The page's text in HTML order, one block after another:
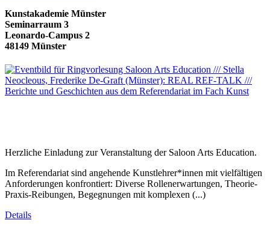
Kunstakademie Münster
Seminarraum 3
Leonardo-Campus 2
48149 Münster
Herzliche Einladung zur Veranstaltung der Saloon Arts Education.
Im Referendariat sind angehende Kunstlehrer*innen mit vielfältigen
Anforderungen konfrontiert: Diverse Rollenerwartungen, Theorie-
Praxis-Reibungen, Begegnungen mit komplexen (...)
Details